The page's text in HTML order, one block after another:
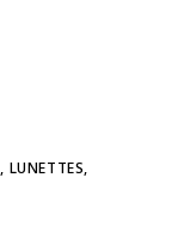
, LUNETTES,